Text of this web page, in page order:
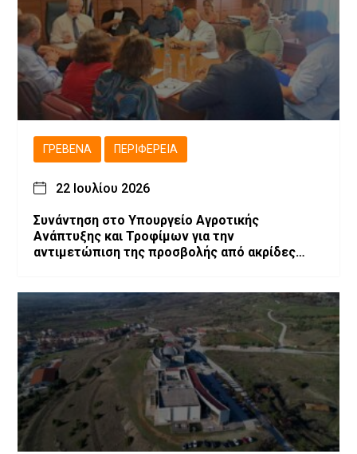
ΓΡΕΒΕΝΆ ΠΕΡΙΦΈΡΕΙΑ
22 Ιουλίου 2026
Συνάντηση στο Υπουργείο Αγροτικής
Ανάπτυξης και Τροφίμων για την
αντιμετώπιση της προσβολής από ακρίδες